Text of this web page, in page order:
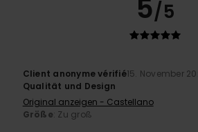
5/5
Client anonyme vérifié15. November
Qualität und Design
Original anzeigen - Castellano
Größe: Zu groß